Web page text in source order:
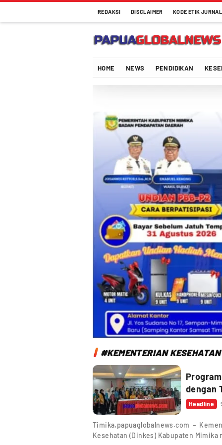
REDAKSI DISCLAIMER KODE ETIK
Papuaglobalnews.com
Menulis Fakta dengan Hati Bening
HOME NEWS PENDIDIKAN
#KEMENTERIAN
dengan
Headline
Timika,papuaglobalnews.com –
Kesehatan (Dinkes) Kabupaten